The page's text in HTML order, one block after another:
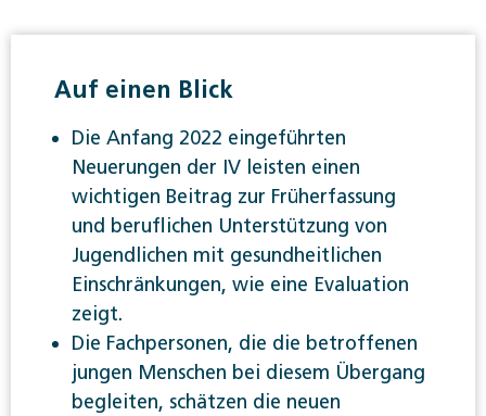
Auf einen Blick
Die Anfang 2022 eingeführten
Neuerungen der IV leisten einen
wichtigen Beitrag zur Früherfassung
und beruflichen Unterstützung von
Jugendlichen mit gesundheitlichen
Einschränkungen, wie eine Evaluation
zeigt.
Die Fachpersonen, die die betroffenen
jungen Menschen bei diesem Übergang
begleiten, schätzen die neuen